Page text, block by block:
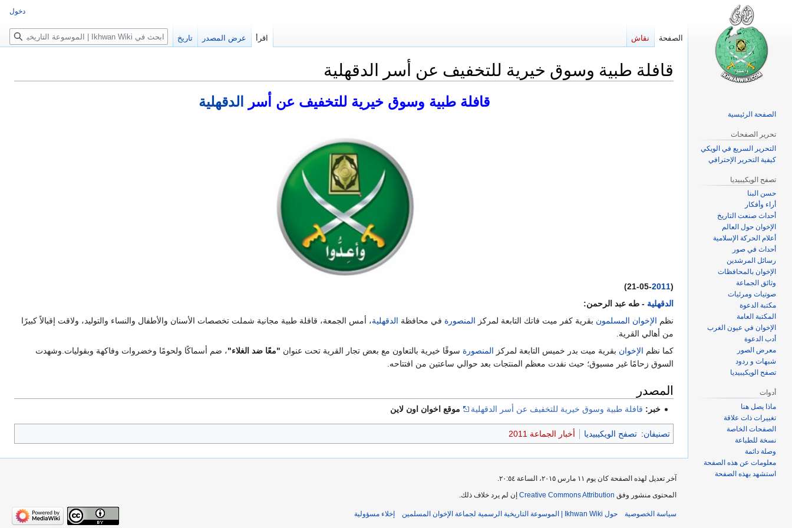
قافلة طبية وسوق خيرية للتخفيف عن أسر الدقهلية
قافلة طبية وسوق خيرية للتخفيف عن أسر الدقهلية
(21-05-
2011
)
الدقهلية - طه عبد الرحمن:
نظم الإخوان المسلمون بقرية كفر ميت فاتك التابعة لمركز المنصورة في محافظة الدقهلية، أمس الجمعة، قافلة طبية مجانية شملت تخصصات الأسنان والأطفال والنساء والتوليد، ولاقت إقبالاً كبيرًا
من أهالي القرية.
كما نظم الإخوان بقرية ميت بدر خميس التابعة لمركز المنصورة سوقًا خيرية بالتعاون مع بعض تجار القرية تحت عنوان "معًا ضد الغلاء"، ضم أسماكًا ولحومًا وخضروات وفاكهة وبقوليات.وشهدت
السوق زحامًا غير مسبوق؛ حيث نفدت معظم المنتجات بعد حوالي ساعتين من افتتاحه.
المصدر
خبر: قافلة طبية وسوق خيرية للتخفيف عن أسر الدقهلية موقع اخوان اون لاين
تصنيفان: تصفح الويكيبيديا أخبار الجماعة 2011
دخول
الصفحة نقاش اقرأ عرض المصدر تاريخ بحث
الصفحة الرئيسية
تحرير الصفحات
التحرير السريع في الويكي
كيفية التحرير الإحترافي
تصفح الويكيبيديا
حسن البنا
أراء وأفكار
أحداث صنعت التاريخ
الإخوان حول العالم
أعلام الحركة الإسلامية
أحداث في صور
رسائل المرشدين
الإخوان بالمحافظات
وثائق الجماعة
صوتيات ومرئيات
مكتبة الدعوة
المكتبة العامة
الإخوان في عيون الغرب
أدب الدعوة
معرض الصور
شبهات و ردود
تصفح الويكيبيديا
أدوات
ماذا يصل هنا
تغييرات ذات علاقة
الصفحات الخاصة
نسخة للطباعة
وصلة دائمة
معلومات عن هذه الصفحة
استشهد بهذه الصفحة
آخر تعديل لهذه الصفحة كان يوم ١١ مارس ٢٠١٥، الساعة ٢٠:٥٤.
المحتوى منشور وفق Creative Commons Attribution إن لم يرد خلاف ذلك.
سياسة الخصوصية حول Ikhwan Wiki | الموسوعة التاريخية الرسمية لجماعة الإخوان المسلمين إخلاء مسؤولية